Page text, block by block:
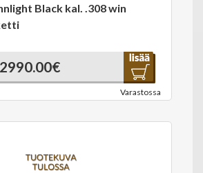
Black kal. .308 win
2990.00€
Varastossa